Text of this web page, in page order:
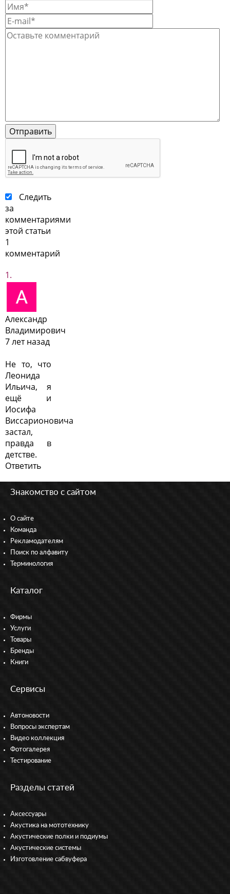
Следить
за
комментариями
этой статьи
1
комментарий
Александр
Владимирович
7 лет назад
Не то, что
Леонида
Ильича, я
ещё и
Иосифа
Виссарионовича
застал,
правда в
детстве.
Ответить
Знакомство с сайтом
О сайте
Команда
Рекламодателям
Поиск по алфавиту
Терминология
Каталог
Фирмы
Услуги
Товары
Бренды
Книги
Сервисы
Автоновости
Вопросы экспертам
Видео коллекция
Фотогалерея
Тестирование
Разделы статей
Аксессуары
Акустика на мототехнику
Акустические полки и подиумы
Акустические системы
Изготовление сабвуфера